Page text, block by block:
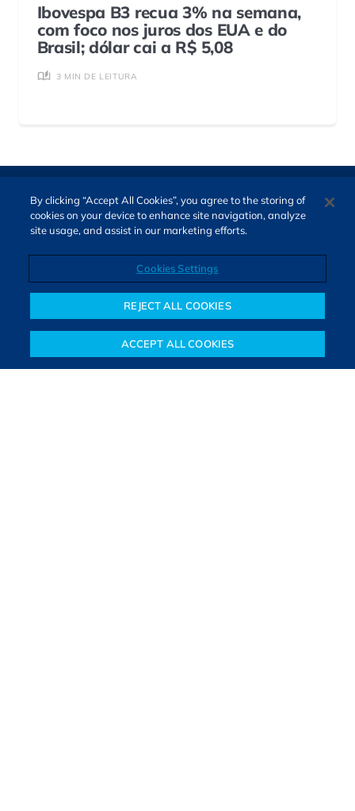
Notícias Colunistas Objetivos financeiros Investimentos Mais
Ibovespa B3 recua 3% na semana,
com foco nos juros dos EUA e do
Brasil; dólar cai a R$ 5,08
3 MIN DE LEITURA
O Bora Investir, site de notícias e educação financeira da B3,
oferece notícias e conteúdos especializados sobre o mercado
financeiro e diversos tipos de investimentos. Com redação
composta por especialistas, o site proporciona aprendizado
sólido e confiável, além de artigos de parceiros que ampliam
By clicking “Accept All Cookies”, you agree to the storing of
cookies on your device to enhance site navigation, analyze
site usage, and assist in our marketing efforts.
Cookies Settings
REJECT ALL COOKIES
ACCEPT ALL COOKIES